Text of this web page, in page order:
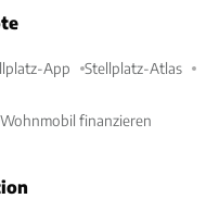
App Stellplatz-Atlas
Wohnmobil finanzieren